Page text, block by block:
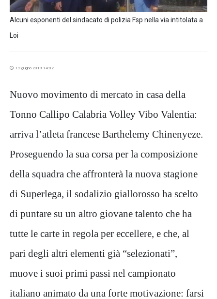
Alcuni esponenti del sindacato di polizia Fsp nella via intitolata a
Loi
12 giugno 2019 14:02
Nuovo movimento di mercato in casa della
Tonno Callipo Calabria Volley Vibo Valentia:
arriva l’atleta francese Barthelemy Chinenyeze.
Proseguendo la sua corsa per la composizione
della squadra che affronterà la nuova stagione
di Superlega, il sodalizio giallorosso ha scelto
di puntare su un altro giovane talento che ha
tutte le carte in regola per eccellere, e che, al
pari degli altri elementi già “selezionati”,
muove i suoi primi passi nel campionato
italiano animato da una forte motivazione: farsi